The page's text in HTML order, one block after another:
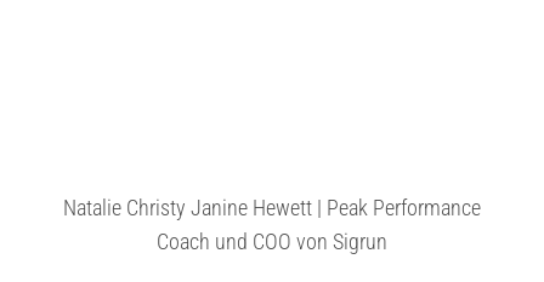
Natalie Christy Janine Hewett | Peak Performance
Coach und COO von Sigrun